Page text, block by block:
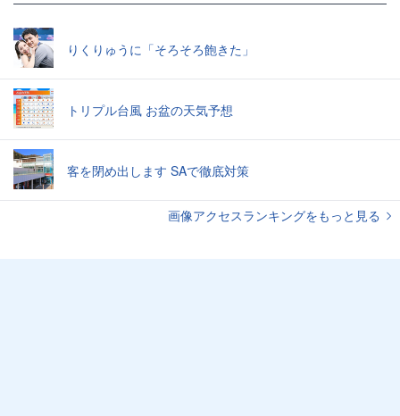
りくりゅうに「そろそろ飽きた」
トリプル台風 お盆の天気予想
客を閉め出します SAで徹底対策
画像アクセスランキングをもっと見る